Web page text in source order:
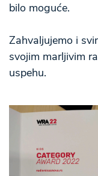
bilo moguće.
Zahvaljujemo i
svojim marljivim
uspehu.